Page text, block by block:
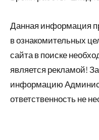
Данная информация
в ознакомительных
сайта в поиске
является рекламой!
информацию
ответственность не